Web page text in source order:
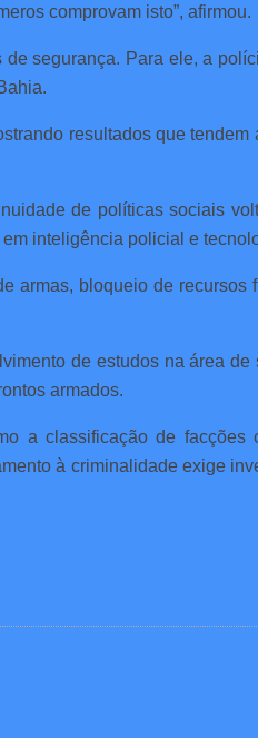
comprovam isto”, afirmou.
segurança. Para ele, a
resultados que tendem
de políticas sociais
inteligência policial e
armas, bloqueio de recursos
de estudos na área de
armados.
a classificação de facções
à criminalidade exige